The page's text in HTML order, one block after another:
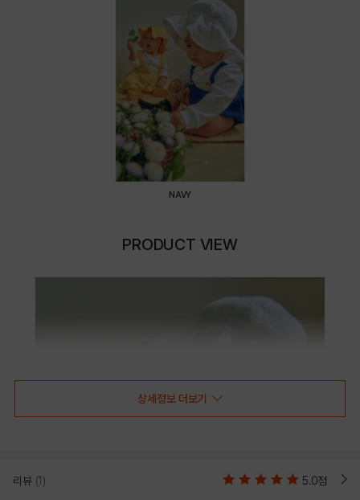
NAVY
PRODUCT VIEW
상세정보 더보기
리뷰 (1) 5.0점